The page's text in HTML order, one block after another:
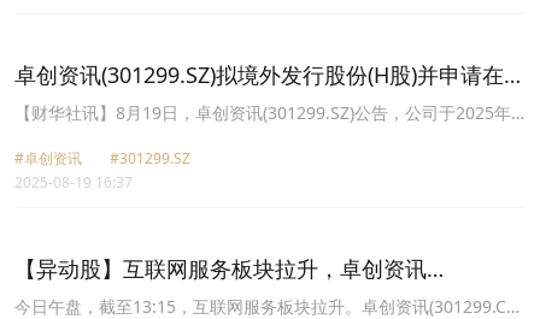
卓创资讯(301299.SZ)拟境外发行股份(H股)并申请在香
港联交所主板挂牌上市
【财华社讯】8月19日，卓创资讯(301299.SZ)公告，公司于2025年8
管理层启动境外发行股份 (H 股)并在香港联合交易所有限公司上市相
关筹备工作的议案》。公司拟境外发行股份(H股)并申请在香港联交所
发行H股并上市的具体推进工作进行商讨，关于本次发行H股并上市
的细节尚未确定。
#卓创资讯
#301299.SZ
2025-08-19 16:37
【异动股】互联网服务板块拉升，卓创资讯
(301299.CN)涨19.99%
今日午盘，截至13:15，互联网服务板块拉升。卓创资讯(301299.CN)